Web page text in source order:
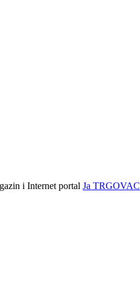
i Internet portal Ja TRGOVAC